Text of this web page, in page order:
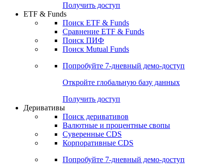
Получить доступ
ETF & Funds
Поиск ETF & Funds
Сравнение ETF & Funds
Поиск ПИФ
Поиск Mutual Funds
Попробуйте 7-дневный демо-доступ
Откройте глобальную базу данных
Получить доступ
Деривативы
Поиск деривативов
Валютные и процентные свопы
Суверенные CDS
Корпоративные CDS
Попробуйте 7-дневный демо-доступ